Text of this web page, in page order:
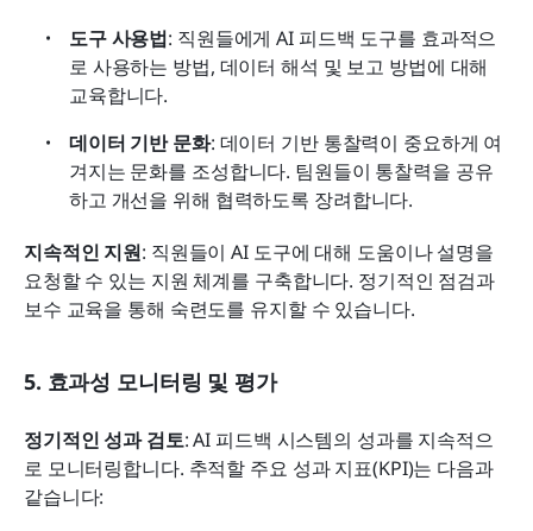
도구 사용법: 직원들에게 AI 피드백 도구를 효과적으
로 사용하는 방법, 데이터 해석 및 보고 방법에 대해
교육합니다.
데이터 기반 문화: 데이터 기반 통찰력이 중요하게 여
겨지는 문화를 조성합니다. 팀원들이 통찰력을 공유
하고 개선을 위해 협력하도록 장려합니다.
지속적인 지원: 직원들이 AI 도구에 대해 도움이나 설명을
요청할 수 있는 지원 체계를 구축합니다. 정기적인 점검과
보수 교육을 통해 숙련도를 유지할 수 있습니다.
5. 효과성 모니터링 및 평가
정기적인 성과 검토: AI 피드백 시스템의 성과를 지속적으
로 모니터링합니다. 추적할 주요 성과 지표(KPI)는 다음과
같습니다: